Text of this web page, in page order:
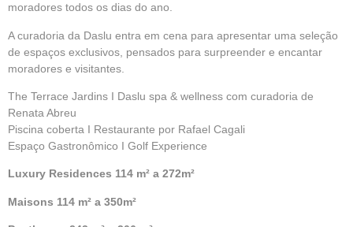
moradores todos os dias do ano.
A curadoria da Daslu entra em cena para apresentar uma seleção
de espaços exclusivos, pensados para surpreender e encantar
moradores e visitantes.
The Terrace Jardins I Daslu spa & wellness com curadoria de
Renata Abreu
Piscina coberta I Restaurante por Rafael Cagali
Espaço Gastronômico I Golf Experience
Luxury Residences 114 m² a 272m²
Maisons 114 m² a 350m²